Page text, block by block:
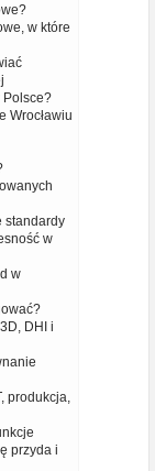
w które
Polsce?
Wrocławiu
standardy
w
w
DHI i
produkcja,
przyda i